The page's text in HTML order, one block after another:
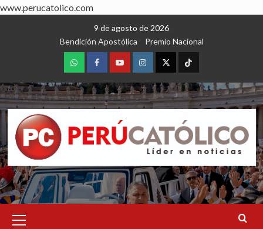
www.perucatolico.com
9 de agosto de 2026
Bendición Apostólica
Premio Nacional
WhatsAppFacebookYoutubeInstagram
X TikTok
Menu